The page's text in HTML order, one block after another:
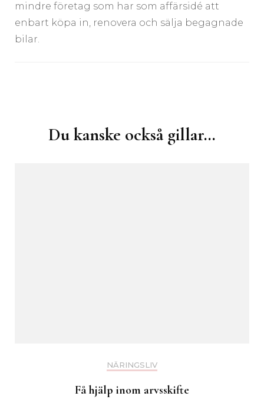
mindre företag som har som affärsidé att
enbart köpa in, renovera och sälja begagnade
bilar.
Du kanske också gillar…
NÄRINGSLIV
Få hjälp inom arvsskifte